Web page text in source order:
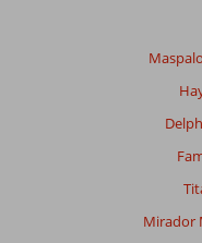
Mirador